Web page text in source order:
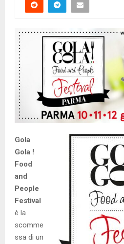
Gola
Gola !
Food
and
People
Festival
è la
scomme
ssa di un